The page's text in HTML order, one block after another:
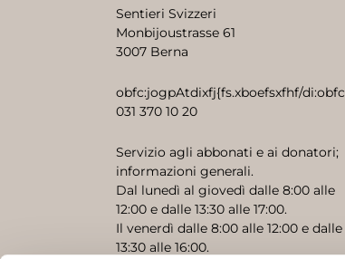
Sentieri Svizzeri
Monbijoustrasse 61
3007 Berna
obfc:jogpAtdixfj{fs.xboefsxfhf/di:obfc
031 370 10 20
Servizio agli abbonati e ai donatori;
informazioni generali.
Dal lunedì al giovedì dalle 8:00 alle
12:00 e dalle 13:30 alle 17:00.
Il venerdì dalle 8:00 alle 12:00 e dalle
13:30 alle 16:00.